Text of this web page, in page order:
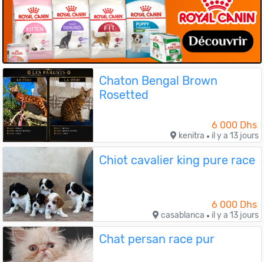
Chaton Bengal Brown
Rosetted
6 000 Dhs
kenitra ● il y a 13 jours
Chiot cavalier king pure race
6 000 Dhs
casablanca ● il y a 13 jours
Chat persan race pur